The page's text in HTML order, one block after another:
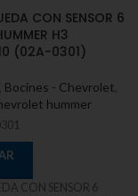
CON SENSOR 6
H3
(02A-0301)
Bocines - Chevrolet
hummer
CON SENSOR 6